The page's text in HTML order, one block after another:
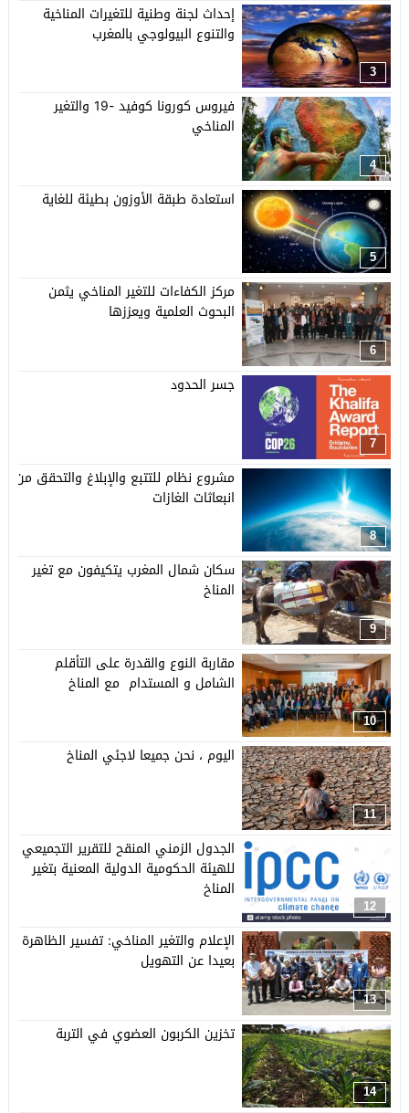
3
إحداث لجنة وطنية للتغيرات المناخية
والتنوع البيولوجي بالمغرب
4
فيروس كورونا كوفيد -19 والتغير
المناخي
5
استعادة طبقة الأوزون بطيئة للغاية
6
مركز الكفاءات للتغير المناخي يثمن
البحوث العلمية ويعززها
7
جسر الحدود
8
مشروع نظام للتتبع والإبلاغ والتحقق من
انبعاثات الغازات
9
سكان شمال المغرب يتكيفون مع تغير
المناخ
10
مقاربة النوع والقدرة على التأقلم
الشامل و المستدام مع المناخ
11
اليوم ، نحن جميعا لاجئي المناخ
12
الجدول الزمني المنقح للتقرير التجميعي
للهيئة الحكومية الدولية المعنية بتغير
المناخ
13
الإعلام والتغير المناخي: تفسير الظاهرة
بعيدا عن التهويل
14
تخزين الكربون العضوي في التربة